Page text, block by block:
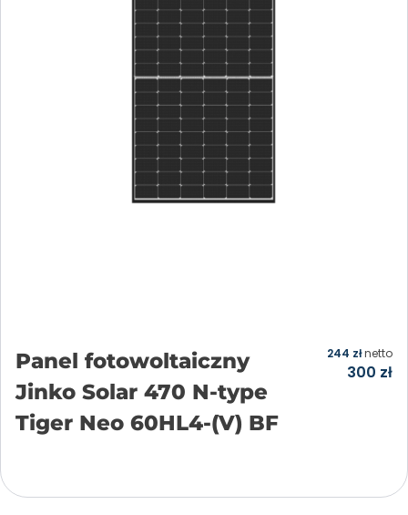
Panel fotowoltaiczny
Jinko Solar 470 N-type
Tiger Neo 60HL4-(V) BF
300 zł
244 złnetto